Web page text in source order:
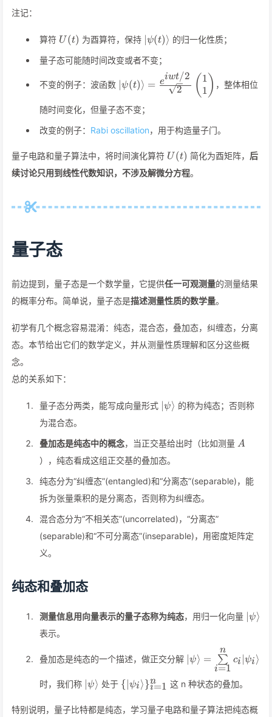
注记：
算符 U(t)
U (t) 为酉算符，保持 \vert\psi(t)\rangle
ψ(t)⟩ 的归一化性质；
量子态可能随时间改变或者不变；
不变的例子：波函数
{\sqrt{2}}\begin{pmatrix}1\\
1\end{pmatrix}
ψ(t)⟩ = 2
eiwt/2 ( 1
1 ) ，整体相位
随时间变化，但量子态不变；
改变的例子： Rabi oscillation，用于构造量子门。
量子电路和量子算法中，将时间演化算符 U(t)
U(t) 简化为酉矩阵， 后
续讨论只用到线性代数知识，不涉及解微分方程。
量子态
前边提到，量子态是一个数学量，它提供任一可观测量的测量结果
的概率分布。简单说，量子态是描述测量性质的数学量。
初学有几个概念容易混淆：纯态，混合态，叠加态，纠缠态，分离
态。本节给出它们的数学定义，并从测量性质理解和区分这些概
念。
总的关系如下：
量子态分两类，能写成向量形式 \vert\psi\rangle
∣ψ⟩ 的称为纯态；否则称
为混合态。
叠加态是纯态中的概念，当正交基给出时（比如测量 A
A
），纯态看成这组正交基的叠加态。
纯态分为“纠缠态”(entangled)和“分离态”(separable)，能
拆为张量乘积的是分离态，否则称为纠缠态。
混合态分为“不相关态”(uncorrelated)，“分离态”
(separable)和“不可分离态”(inseparable)，用密度矩阵定
义。
纯态和叠加态
测量信息用向量表示的量子态称为纯态，用归一化向量 ∣ψ⟩
表示。
叠加态是纯态的一个描述，做正交分解 ψ⟩ =
i=1
∑
n
ci ψi⟩
时，我们称 \vert\psi\rangle
∣ψ⟩ 处于 \
{\vert\psi_i\rangle\}_{i=1}^n
{∣ψi⟩}i=1
n 这 n 种状态的叠加。
特别说明，量子比特都是纯态，学习量子电路和量子算法把纯态概